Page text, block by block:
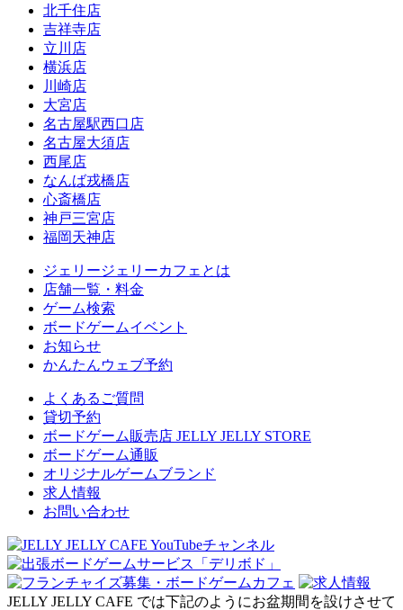
北千住店
吉祥寺店
立川店
横浜店
川崎店
大宮店
名古屋駅西口店
名古屋大須店
西尾店
なんば戎橋店
心斎橋店
神戸三宮店
福岡天神店
ジェリージェリーカフェとは
店舗一覧・料金
ゲーム検索
ボードゲームイベント
お知らせ
かんたんウェブ予約
よくあるご質問
貸切予約
ボードゲーム販売店 JELLY JELLY STORE
ボードゲーム通販
オリジナルゲームブランド
求人情報
お問い合わせ
JELLY JELLY CAFE では下記のようにお盆期間を設けさせて